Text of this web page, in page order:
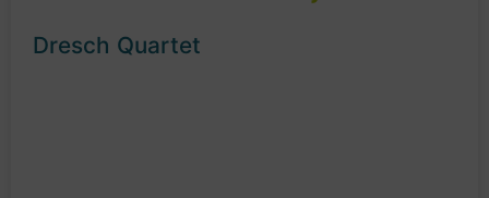
Dresch Quartet